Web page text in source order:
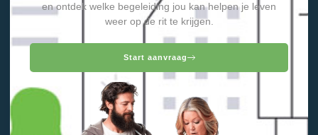
en ontdek welke begeleiding jou kan helpen je leven
weer op de rit te krijgen.
Start aanvraag